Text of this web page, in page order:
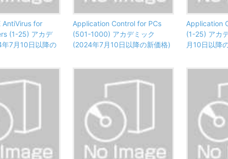
AntiVirus for
(1-25) アカデ
7月10日以降の
Application Control for PCs
(501-1000) アカデミック
(2024年7月10日以降の新価格)
Application
(1-25) アカ
月10日以降